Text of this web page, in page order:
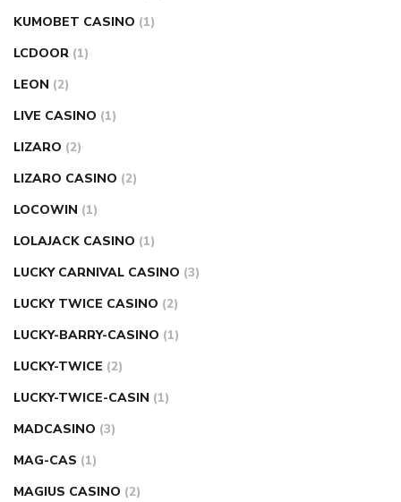
KUMOBET CASINO (1)
LCDOOR (1)
LEON (2)
LIVE CASINO (1)
LIZARO (2)
LIZARO CASINO (2)
LOCOWIN (1)
LOLAJACK CASINO (1)
LUCKY CARNIVAL CASINO (3)
LUCKY TWICE CASINO (2)
LUCKY-BARRY-CASINO (1)
LUCKY-TWICE (2)
LUCKY-TWICE-CASIN (1)
MADCASINO (3)
MAG-CAS (1)
MAGIUS CASINO (2)